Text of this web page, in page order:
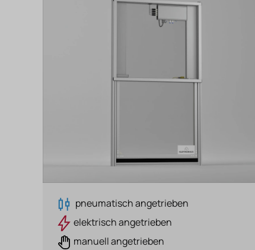
pneumatisch angetrieben
elektrisch angetrieben
manuell angetrieben